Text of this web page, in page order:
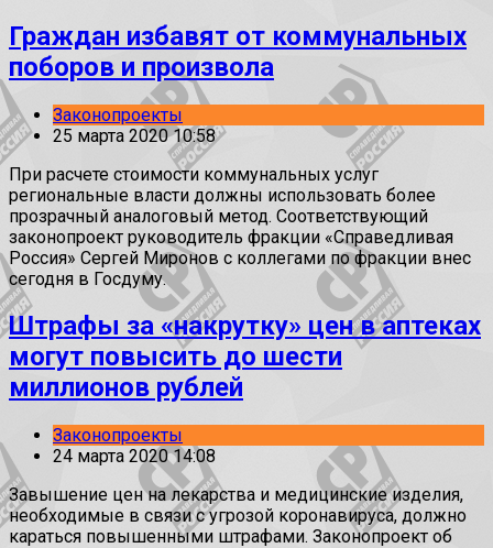
Граждан избавят от коммунальных
поборов и произвола
Законопроекты
25 марта 2020 10:58
При расчете стоимости коммунальных услуг
региональные власти должны использовать более
прозрачный аналоговый метод. Соответствующий
законопроект руководитель фракции «Справедливая
Россия» Сергей Миронов с коллегами по фракции внес
сегодня в Госдуму.
Штрафы за «накрутку» цен в аптеках
могут повысить до шести
миллионов рублей
Законопроекты
24 марта 2020 14:08
Завышение цен на лекарства и медицинские изделия,
необходимые в связи с угрозой коронавируса, должно
караться повышенными штрафами. Законопроект об